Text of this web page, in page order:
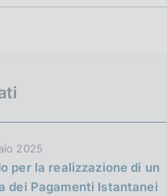
2025
per la realizzazione di un
dei Pagamenti Istantanei